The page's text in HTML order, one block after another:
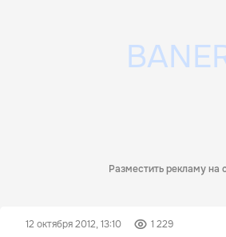
Разместить рекламу на
12 октября 2012, 13:10 1 229